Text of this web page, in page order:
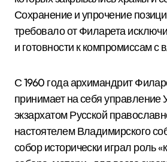
Сохранение и упрочение
требовало от Филарета
и готовности к компромиссам с
С 1960 года архимандрит
принимает на себя управление
экзархатом Русской
настоятелем Владимирского
собор исторически играл роль